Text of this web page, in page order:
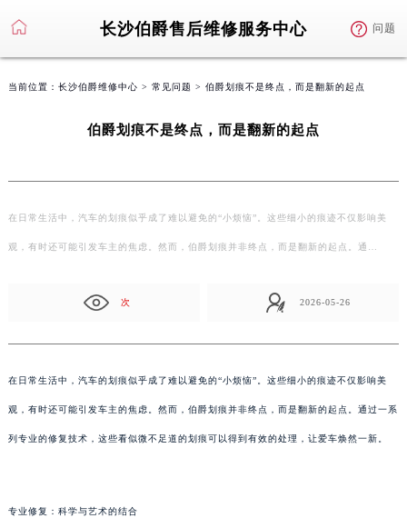
长沙伯爵售后维修服务中心 问题
当前位置： 长沙伯爵维修中心 > 常见问题 > 伯爵划痕不是终点，而是翻新的起点
伯爵划痕不是终点，而是翻新的起点
在日常生活中，汽车的划痕似乎成了难以避免的“小烦恼”。这些细小的痕迹不仅影响美
观，有时还可能引发车主的焦虑。然而，伯爵划痕并非终点，而是翻新的起点。通…
次 2026-05-26
在日常生活中，汽车的划痕似乎成了难以避免的“小烦恼”。这些细小的痕迹不仅影响美
观，有时还可能引发车主的焦虑。然而，伯爵划痕并非终点，而是翻新的起点。通过一系
列专业的修复技术，这些看似微不足道的划痕可以得到有效的处理，让爱车焕然一新。
专业修复：科学与艺术的结合